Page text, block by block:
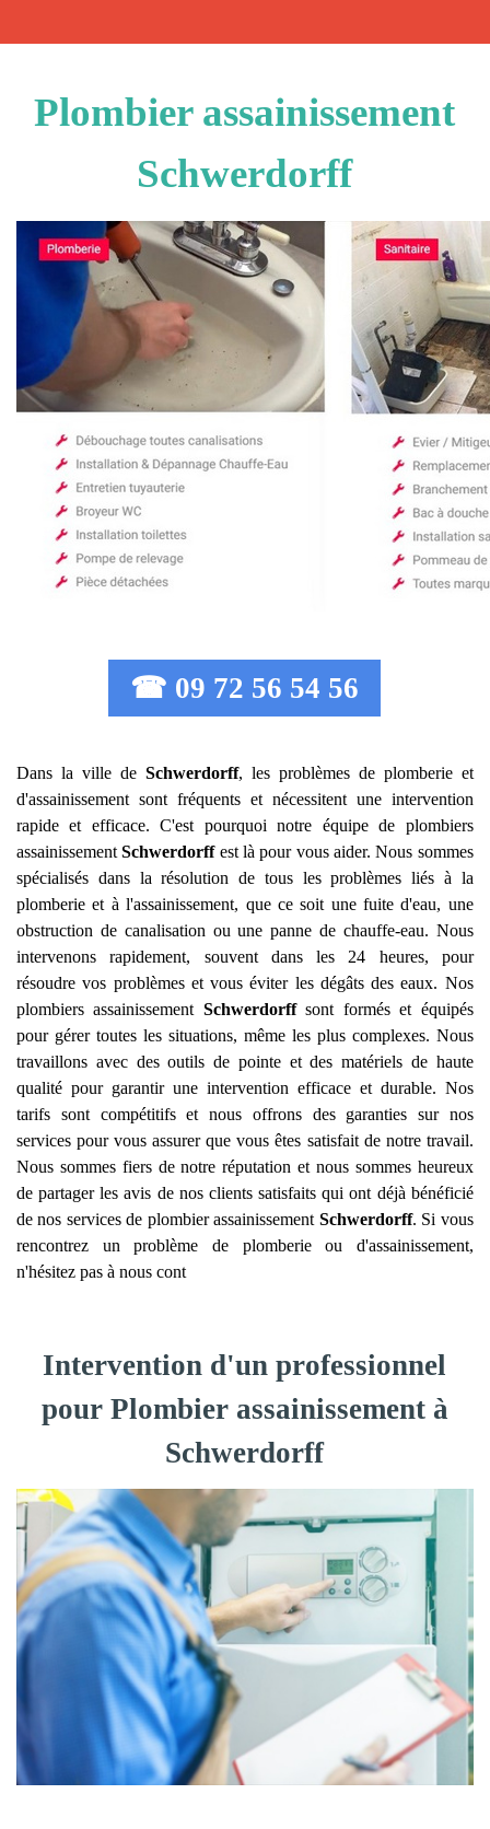
Plombier assainissement
Schwerdorff
☎ 09 72 56 54 56
Dans la ville de Schwerdorff, les problèmes de plomberie et
d'assainissement sont fréquents et nécessitent une intervention
rapide et efficace. C'est pourquoi notre équipe de plombiers
assainissementSchwerdorffest là pour vous aider. Nous sommes
spécialisés dans la résolution de tous les problèmes liés à la
plomberie et à l'assainissement, que ce soit une fuite d'eau, une
obstruction de canalisation ou une panne de chauffe-eau. Nous
intervenons rapidement, souvent dans les 24 heures, pour
résoudre vos problèmes et vous éviter les dégâts des eaux. Nos
plombiers assainissement Schwerdorffsont formés et équipés
pour gérer toutes les situations, même les plus complexes. Nous
travaillons avec des outils de pointe et des matériels de haute
qualité pour garantir une intervention efficace et durable. Nos
tarifs sont compétitifs et nous offrons des garanties sur nos
services pour vous assurer que vous êtes satisfait de notre travail.
Nous sommes fiers de notre réputation et nous sommes heureux
de partager les avis de nos clients satisfaits qui ont déjà bénéficié
de nos services de plombier assainissement Schwerdorff. Si vous
rencontrez un problème de plomberie ou d'assainissement,
n'hésitez pas à nous cont
Intervention d'un professionnel
pour Plombier assainissement à
Schwerdorff